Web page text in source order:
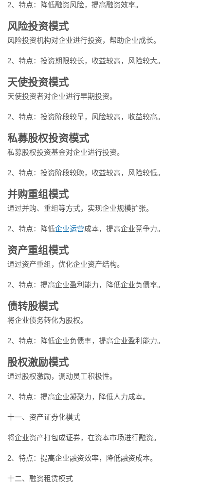
2、特点：降低融资风险，提高融资效率。
风险投资模式
风险投资机构对企业进行投资，帮助企业成长。
2、特点：投资期限较长，收益较高，风险较大。
天使投资模式
天使投资者对企业进行早期投资。
2、特点：投资阶段较早，风险较高，收益较高。
私募股权投资模式
私募股权投资基金对企业进行投资。
2、特点：投资阶段较晚，收益较高，风险较低。
并购重组模式
通过并购、重组等方式，实现企业规模扩张。
2、特点：降低企业运营成本，提高企业竞争力。
资产重组模式
通过资产重组，优化企业资产结构。
2、特点：提高企业盈利能力，降低企业负债率。
债转股模式
将企业债务转化为股权。
2、特点：降低企业负债率，提高企业盈利能力。
股权激励模式
通过股权激励，调动员工积极性。
2、特点：提高企业凝聚力，降低人力成本。
十一、资产证券化模式
将企业资产打包成证券，在资本市场进行融资。
2、特点：提高企业融资效率，降低融资成本。
十二、融资租赁模式